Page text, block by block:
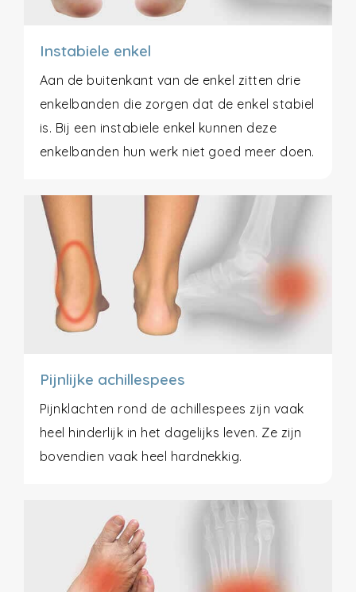
Instabiele enkel
Aan de buitenkant van de enkel zitten drie
enkelbanden die zorgen dat de enkel stabiel
is. Bij een instabiele enkel kunnen deze
enkelbanden hun werk niet goed meer doen.
Pijnlijke achillespees
Pijnklachten rond de achillespees zijn vaak
heel hinderlijk in het dagelijks leven. Ze zijn
bovendien vaak heel hardnekkig.